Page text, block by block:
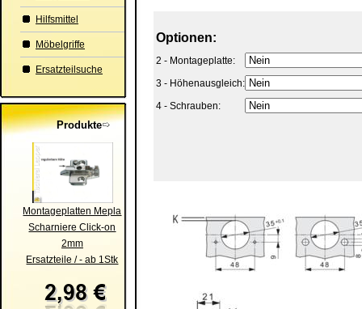
Hilfsmittel
Möbelgriffe
Ersatzteilsuche
Produkte
Montageplatten Mepla
Scharniere Click-on
2mm
Ersatzteile / - ab 1Stk
Optionen:
2 - Montageplatte:
3 - Höhenausgleich:
4 - Schrauben: